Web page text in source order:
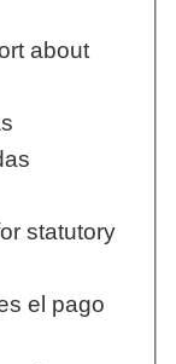
about
statutory
el pago